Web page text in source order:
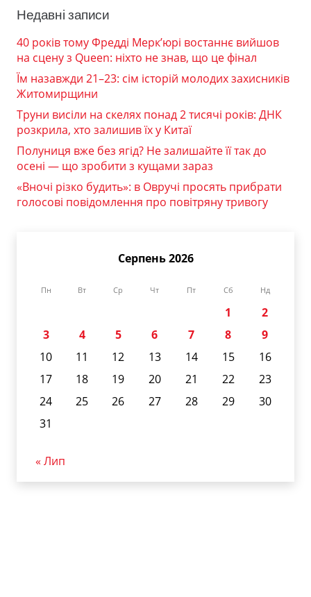
Недавні записи
40 років тому Фредді Мерк’юрі востаннє вийшов
на сцену з Queen: ніхто не знав, що це фінал
Їм назавжди 21–23: сім історій молодих захисників
Житомирщини
Труни висіли на скелях понад 2 тисячі років: ДНК
розкрила, хто залишив їх у Китаї
Полуниця вже без ягід? Не залишайте її так до
осені — що зробити з кущами зараз
«Вночі різко будить»: в Овручі просять прибрати
голосові повідомлення про повітряну тривогу
Серпень 2026
Пн Вт Ср Чт Пт Сб Нд
1
2
3
4 5 6 7 8
9
10
11 12 13 14 15
16
17
18 19 20 21 22
23
24
25 26 27 28 29
30
31
« Лип